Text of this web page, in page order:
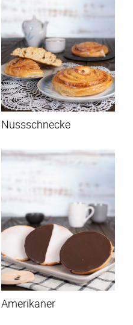
Nussschnecke
Amerikaner